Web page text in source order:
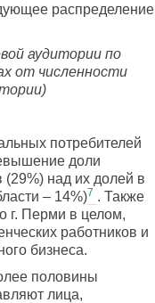
распределение
аудитории по
от численности
потребителей
доли
над их долей в
– 14%)7 . Также
г. Перми в целом,
работников и
бизнеса.
половины
лица,